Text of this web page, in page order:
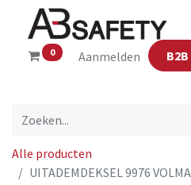
0 Aanmelden
Alle producten
UITADEMDEKSEL 9976